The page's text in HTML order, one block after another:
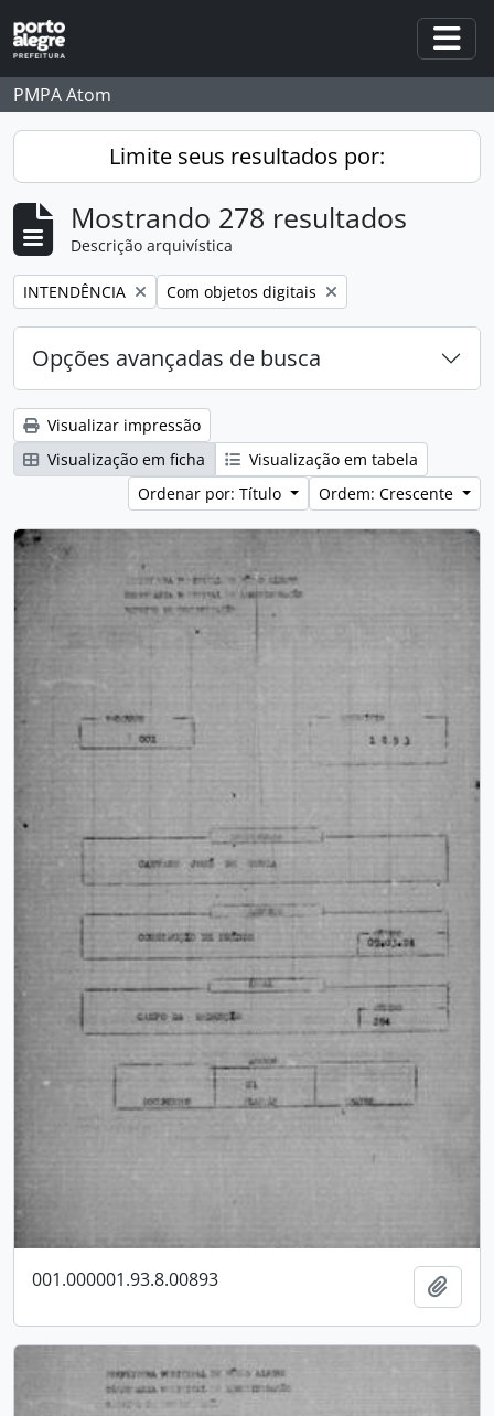
Skip to main content
PMPA Atom
Limite seus resultados por:
Mostrando 278 resultados
Descrição arquivística
Remover filtro:
INTENDÊNCIA Remover filtro:
Com objetos digitais
Opções avançadas de busca
Visualizar impressão
Visualização em ficha
Visualização em tabela
Ordenar por: Título
Ordem: Crescente
001.000001.93.8.00893